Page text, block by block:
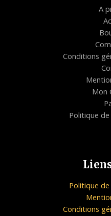
A
Conditions
Mon
Politique
Politique
Conditions